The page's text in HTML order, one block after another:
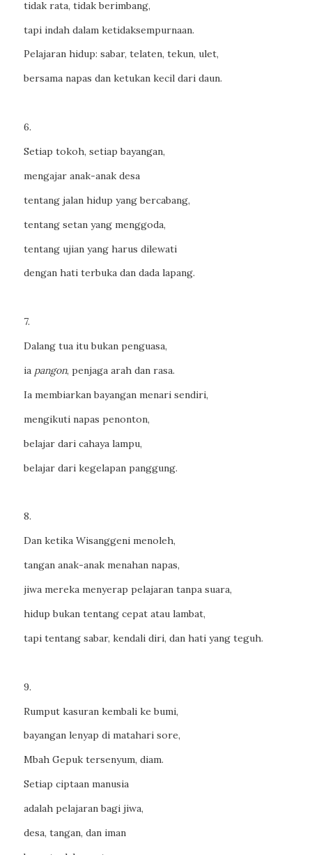
tidak rata, tidak berimbang,
tapi indah dalam ketidaksempurnaan.
Pelajaran hidup: sabar, telaten, tekun, ulet,
bersama napas dan ketukan kecil dari daun.
6.
Setiap tokoh, setiap bayangan,
mengajar anak-anak desa
tentang jalan hidup yang bercabang,
tentang setan yang menggoda,
tentang ujian yang harus dilewati
dengan hati terbuka dan dada lapang.
7.
Dalang tua itu bukan penguasa,
ia pangon, penjaga arah dan rasa.
Ia membiarkan bayangan menari sendiri,
mengikuti napas penonton,
belajar dari cahaya lampu,
belajar dari kegelapan panggung.
8.
Dan ketika Wisanggeni menoleh,
tangan anak-anak menahan napas,
jiwa mereka menyerap pelajaran tanpa suara,
hidup bukan tentang cepat atau lambat,
tapi tentang sabar, kendali diri, dan hati yang teguh.
9.
Rumput kasuran kembali ke bumi,
bayangan lenyap di matahari sore,
Mbah Gepuk tersenyum, diam.
Setiap ciptaan manusia
adalah pelajaran bagi jiwa,
desa, tangan, dan iman